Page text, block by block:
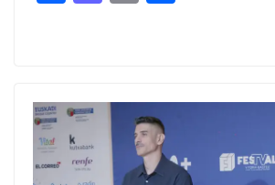
o
o
k
o
n
ar
r